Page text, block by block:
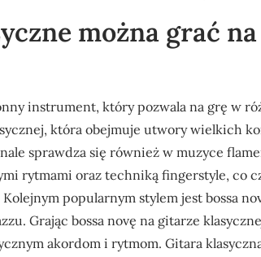
można grać
instrument, który pozwala na grę w
która obejmuje utwory wielkich
sprawdza się również w muzyce
rytmami oraz techniką fingerstyle, co
popularnym stylem jest bossa
Grając bossa novę na gitarze
akordom i rytmom. Gitara